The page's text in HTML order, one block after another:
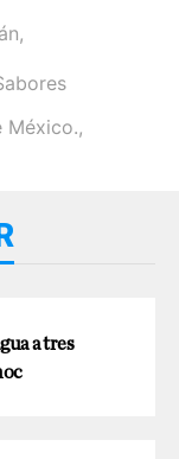
,
México.,
a tres